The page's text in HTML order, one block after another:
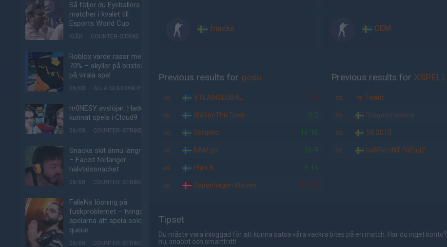
Så följer du Eyeballers
matcher i kvalet till
Esports World Cup
IGÅR COUNTER-STRIKE
Roblox värde rasar med
70% – skyller på bristen
på virala spel
06/08 ALLA SEKTIONER
m0NESY avslöjar: Hade
kunnat spela i Cloud9
06/08 COUNTER-STRIKE
Snacka skit ännu längre
– Faceit förlänger
halvtidssnacket
06/08 COUNTER-STRIKE
FalleNs lösning på
fuskproblemet – tvinga
spelarna att spela solo-
queue
06/08 COUNTER-STRIKE
fnacke CEM
Previous results for gosu
vs. #TEAMGLOBAL 2-1
vs. WeRunThisTown 0-2
vs. Derailed 14-16
vs. BAM.go 16-9
vs. Plan-B 9-16
vs. Copenhagen Wolves 16-11
Previous results for XSPELL
vs. Fnatic
vs. Dragonmasters
vs. SK 2013
vs. baRRe uNT FriEndZ
Tipset
Du måste vara inloggad för att kunna satsa våra vackra bites på en match. Har du inget konto?
nu, snabbt och smärtfritt!